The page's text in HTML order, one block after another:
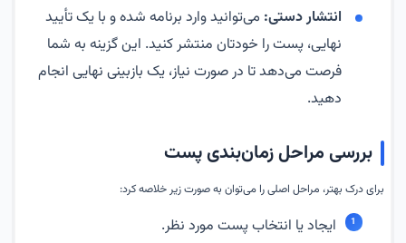
انتشار دستی: می‌توانید وارد برنامه شده و با یک تأیید
نهایی، پست را خودتان منتشر کنید. این گزینه به شما
فرصت می‌دهد تا در صورت نیاز، یک بازبینی نهایی انجام
دهید.
بررسی مراحل زمان‌بندی پست
برای درک بهتر، مراحل اصلی را می‌توان به صورت زیر خلاصه کرد:
ایجاد یا انتخاب پست مورد نظر.